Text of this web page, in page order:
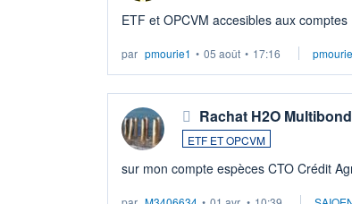
ETF et OPCVM accesibles aux
par pmourie1 • 05 août • 17:16
Rachat H2O
ETF ET OPCVM
sur mon compte espèces CTO Crédit